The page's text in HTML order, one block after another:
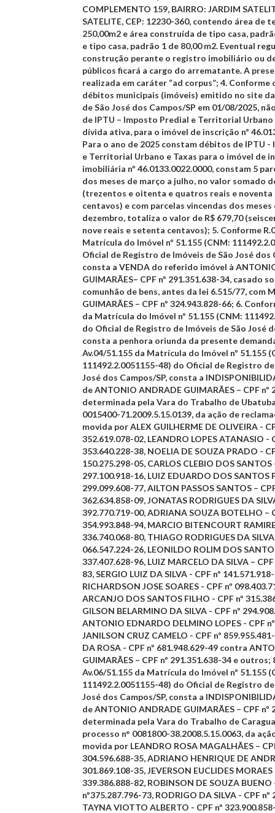
COMPLEMENTO 159, BAIRRO: JARDIM
SATELITE, CEP: 12230-360, contendo área de
250,00m2 e área construída de tipo casa,
e tipo casa, padrão 1 de 80,00 m2. Eventual
construção perante o registro imobiliário ou
públicos ficará a cargo do arrematante. A
realizada em caráter “ad corpus”; 4. Conforme
débitos municipais (imóveis) emitido no site
de São José dos Campos/SP em 01/08/2025,
de IPTU – Imposto Predial e Territorial
dívida ativa, para o imóvel de inscrição nº
Para o ano de 2025 constam débitos de IPTU
e Territorial Urbano e Taxas para o imóvel de
imobiliária nº 46.0133.0022.0000, constam 5
dos meses de março a julho, no valor somado
(trezentos e oitenta e quatros reais e
centavos) e com parcelas vincendas dos
dezembro, totaliza o valor de R$ 679,70
nove reais e setenta centavos); 5. Conforme
Matrícula do Imóvel nº 51.155 (CNM:
Oficial de Registro de Imóveis de São José dos
consta a VENDA do referido imóvel à
GUIMARÃES– CPF nº 291.351.638-34, casado
comunhão de bens, antes da lei 6.515/77, com
GUIMARÃES – CPF nº 324.943.828-66; 6.
da Matrícula do Imóvel nº 51.155 (CNM:
do Oficial de Registro de Imóveis de São José
consta a penhora oriunda da presente
Av.04/51.155 da Matrícula do Imóvel nº 51.155
111492.2.0051155-48) do Oficial de Registro
José dos Campos/SP, consta a
de ANTONIO ANDRADE GUIMARÃES – CPF nº
determinada pela Vara do Trabalho de
0015400-71.2009.5.15.0139, da ação de
movida por ALEX GUILHERME DE OLIVEIRA -
352.619.078-02, LEANDRO LOPES ATANASIO -
353.640.228-38, NOELIA DE SOUZA PRADO -
150.275.298-05, CARLOS CLEBIO DOS SANTOS
297.100.918-16, LUIZ EDUARDO DOS SANTOS
299.099.608-77, AILTON PASSOS SANTOS –
362.634.858-09, JONATAS RODRIGUES DA
392.770.719-00, ADRIANA SOUZA BOTELHO –
354.993.848-94, MARCIO BITENCOURT
336.740.068-80, THIAGO RODRIGUES DA SILVA
066.547.224-26, LEONILDO ROLIM DOS
337.407.628-96, LUIZ MARCELO DA SILVA –
83, SERGIO LUIZ DA SILVA - CPF nº
RICHARDSON JOSE SOARES - CPF nº
ARCANJO DOS SANTOS FILHO - CPF nº
GILSON BELARMINO DA SILVA - CPF nº
ANTONIO EDNARDO DELMINO LOPES - CPF
JANILSON CRUZ CAMELO - CPF nº
DA ROSA - CPF nº 681.948.629-49 contra
GUIMARÃES – CPF nº 291.351.638-34 e outros;
Av.06/51.155 da Matrícula do Imóvel nº 51.155
111492.2.0051155-48) do Oficial de Registro
José dos Campos/SP, consta a
de ANTONIO ANDRADE GUIMARÃES – CPF nº
determinada pela Vara do Trabalho de
processo n° 0081800-38.2008.5.15.0063, da
movida por LEANDRO ROSA MAGALHÃES –
304.596.688-35, ADRIANO HENRIQUE DE
301.869.108-35, JEVERSON EUCLIDES MORAES
339.386.888-82, ROBINSON DE SOUZA BUENO
nº375.287.796-73, RODRIGO DA SILVA - CPF nº
TAYNA VIOTTO ALBERTO - CPF nº